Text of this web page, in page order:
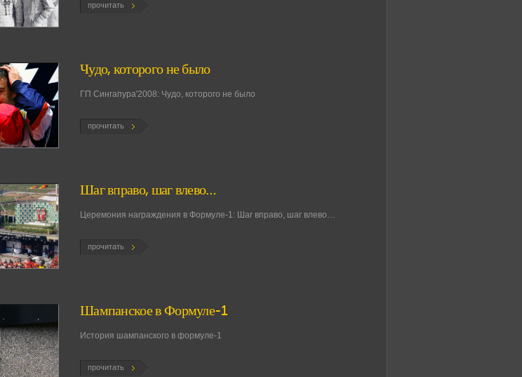
прочитать
Чудо, которого не было
ГП Сингапура'2008: Чудо, которого не было
прочитать
Шаг вправо, шаг влево…
Церемония награждения в Формуле-1: Шаг вправо, шаг влево…
прочитать
Шампанское в Формуле-1
История шампанского в формуле-1
прочитать